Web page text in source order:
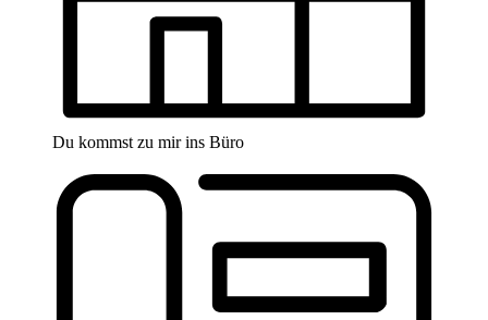
Du kommst zu mir ins Büro